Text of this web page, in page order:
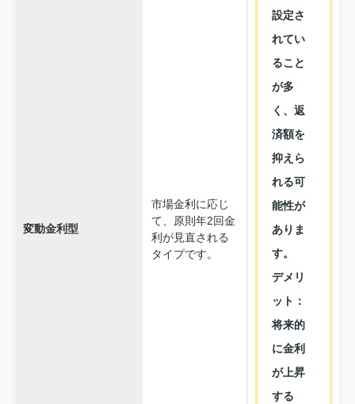
変動金利型
市場金利に応じ
て、原則年2回金
利が見直される
タイプです。
設定さ
れてい
ること
が多
く、返
済額を
抑えら
れる可
能性が
ありま
す。
デメリ
ット：
将来的
に金利
が上昇
する